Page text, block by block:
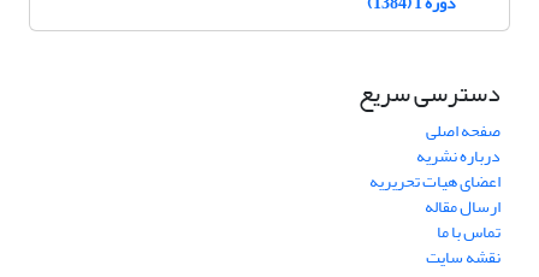
دسترسی سریع
صفحه اصلی
درباره نشریه
اعضای هیات تحریریه
ارسال مقاله
تماس با ما
نقشه سایت